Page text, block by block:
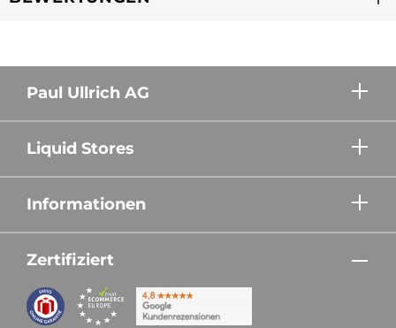
Paul Ullrich AG
Liquid Stores
Informationen
Zertifiziert